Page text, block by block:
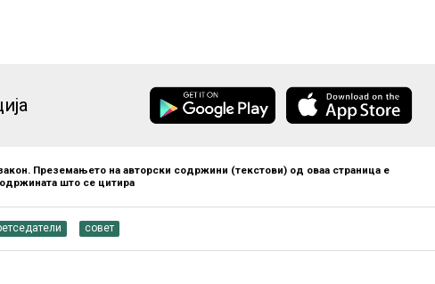
Преземањето на авторски содржини (текстови) од оваа страница е
што се цитира
совет